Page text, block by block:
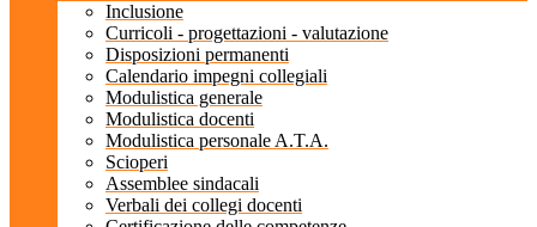
Inclusione
Curricoli - progettazioni - valutazione
Disposizioni permanenti
Calendario impegni collegiali
Modulistica generale
Modulistica docenti
Modulistica personale A.T.A.
Scioperi
Assemblee sindacali
Verbali dei collegi docenti